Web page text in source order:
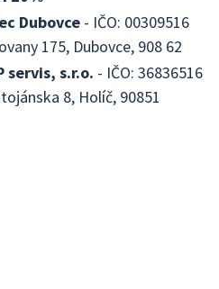
Dubovce - IČO: 00309516
175, Dubovce, 908 62
servis, s.r.o. - IČO: 36836516
8, Holíč, 90851